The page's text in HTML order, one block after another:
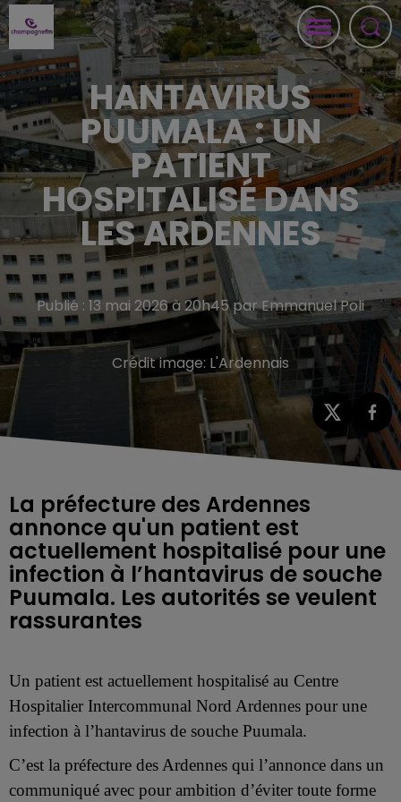
HANTAVIRUS
PUUMALA : UN
PATIENT
HOSPITALISÉ DANS
LES ARDENNES
Publié : 13 mai 2026 à 20h45 par Emmanuel Poli
Crédit image: L'Ardennais
La préfecture des Ardennes
annonce qu'un patient est
actuellement hospitalisé pour une
infection à l’hantavirus de souche
Puumala. Les autorités se veulent
rassurantes
Un patient est actuellement hospitalisé au Centre
Hospitalier Intercommunal Nord Ardennes pour une
infection à l’hantavirus de souche Puumala.
C’est la préfecture des Ardennes qui l’annonce dans un
communiqué avec pour ambition d’éviter toute forme